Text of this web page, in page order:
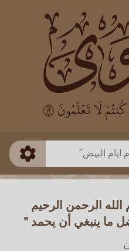
طريقة البحث
ذكي
الرحمن الرحيم
ما ينبغي أن يحمد "